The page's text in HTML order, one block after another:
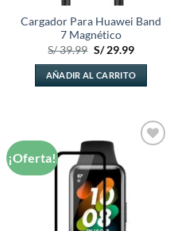
Cargador Para Huawei Band
7 Magnético
S/39.99 El
original
era:
S/ 39.99.
S/29.99El
actual
es:
S/ 29.99.
AÑADIR AL CARRITO
¡Oferta!